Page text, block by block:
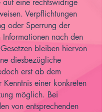
auf eine rechtswidrige
Verpflichtungen
oder Sperrung der
nach den
bleiben hiervon
diesbezügliche
erst ab dem
Kenntnis einer konkreten
möglich. Bei
von entsprechenden